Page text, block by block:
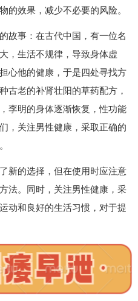
的效果，减少不必要的风险。
故事：在古代中国，有一位名
，生活不规律，导致身体虚
心他的健康，于是四处寻找方
古老的补肾壮阳的草药配方，
李明的身体逐渐恢复，性功能
，关注男性健康，采取正确的
新的选择，但在使用时应注意
法。同时，关注男性健康，采
动和良好的生活习惯，对于提